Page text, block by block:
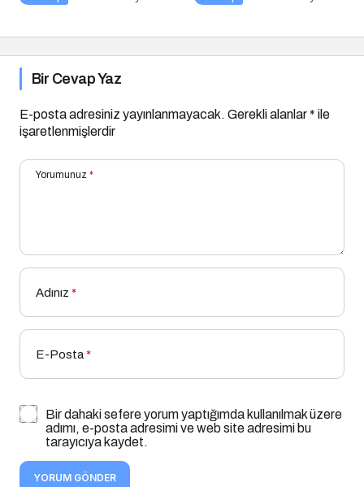
Bir Cevap Yaz
E-posta adresiniz yayınlanmayacak. Gerekli alanlar* ile
işaretlenmişlerdir
Yorumunuz *
Adınız *
E-Posta*
Bir dahaki sefere yorum yaptığımda kullanılmak üzere
adımı, e-posta adresimi ve web site adresimi bu
tarayıcıya kaydet.
YORUM GÖNDER